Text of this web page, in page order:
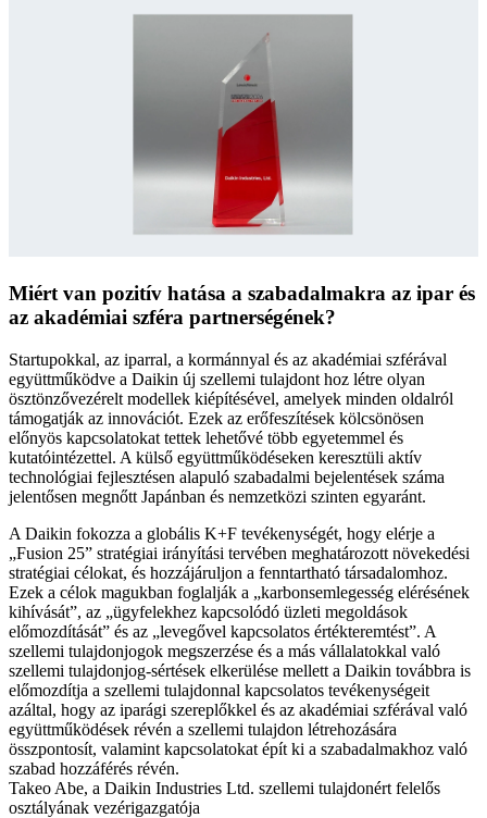
Miért van pozitív hatása a szabadalmakra az ipar és
az akadémiai szféra partnerségének?
Startupokkal, az iparral, a kormánnyal és az akadémiai szférával
együttműködve a Daikin új szellemi tulajdont hoz létre olyan
ösztönzővezérelt modellek kiépítésével, amelyek minden oldalról
támogatják az innovációt. Ezek az erőfeszítések kölcsönösen
előnyös kapcsolatokat tettek lehetővé több egyetemmel és
kutatóintézettel. A külső együttműködéseken keresztüli aktív
technológiai fejlesztésen alapuló szabadalmi bejelentések száma
jelentősen megnőtt Japánban és nemzetközi szinten egyaránt.
A Daikin fokozza a globális K+F tevékenységét, hogy elérje a
„Fusion 25” stratégiai irányítási tervében meghatározott növekedési
stratégiai célokat, és hozzájáruljon a fenntartható társadalomhoz.
Ezek a célok magukban foglalják a „karbonsemlegesség elérésének
kihívását”, az „ügyfelekhez kapcsolódó üzleti megoldások
előmozdítását” és az „levegővel kapcsolatos értékteremtést”. A
szellemi tulajdonjogok megszerzése és a más vállalatokkal való
szellemi tulajdonjog-sértések elkerülése mellett a Daikin továbbra is
előmozdítja a szellemi tulajdonnal kapcsolatos tevékenységeit
azáltal, hogy az iparági szereplőkkel és az akadémiai szférával való
együttműködések révén a szellemi tulajdon létrehozására
összpontosít, valamint kapcsolatokat épít ki a szabadalmakhoz való
szabad hozzáférés révén.
Takeo Abe, a Daikin Industries Ltd. szellemi tulajdonért felelős
osztályának vezérigazgatója